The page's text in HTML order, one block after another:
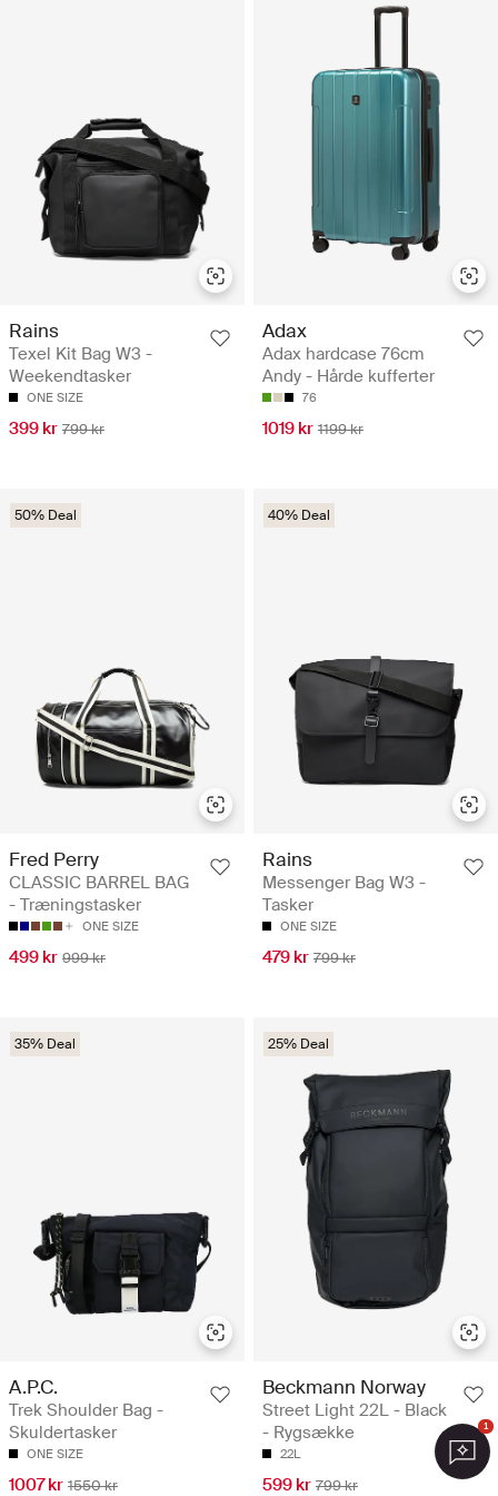
Rains
Texel Kit Bag W3 -
Weekendtasker
ONE SIZE
399 kr 799 kr
Adax
Adax hardcase 76cm
Andy - Hårde kufferter
76
1019 kr 1199 kr
50% Deal
Fred Perry
CLASSIC BARREL BAG
- Træningstasker
ONE SIZE
499 kr 999 kr
40% Deal
Rains
Messenger Bag W3 -
Tasker
ONE SIZE
479 kr 799 kr
35% Deal
A.P.C.
Trek Shoulder Bag -
Skuldertasker
ONE SIZE
1007 kr 1550 kr
25% Deal
Beckmann Norway
Street Light 22L - Black
- Rygsække
22L
599 kr 799 kr
1